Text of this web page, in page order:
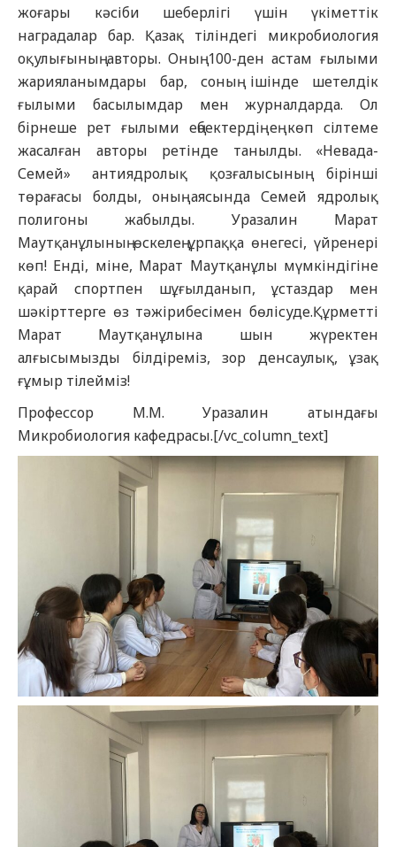
жоғары кәсіби шеберлігі үшін үкіметтік
наградалар бар. Қазақ тіліндегі микробиология
оқулығының авторы. Оның 100-ден астам ғылыми
жарияланымдары бар, соның ішінде шетелдік
ғылыми басылымдар мен журналдарда. Ол
бірнеше рет ғылыми еңбектердің ең көп сілтеме
жасалған авторы ретінде танылды. «Невада-
Семей» антиядролық қозғалысының бірінші
төрағасы болды, оның аясында Семей ядролық
полигоны жабылды. Уразалин Марат
Маутқанұлының өскелең ұрпаққа өнегесі, үйренері
көп! Енді, міне, Марат Маутқанұлы мүмкіндігіне
қарай спортпен шұғылданып, ұстаздар мен
шәкірттерге өз тәжірибесімен бөлісуде.Құрметті
Марат Маутқанұлына шын жүректен
алғысымызды білдіреміз, зор денсаулық, ұзақ
ғұмыр тілейміз!
Профессор М.М. Уразалин атындағы
Микробиология кафедрасы.[/vc_column_text]